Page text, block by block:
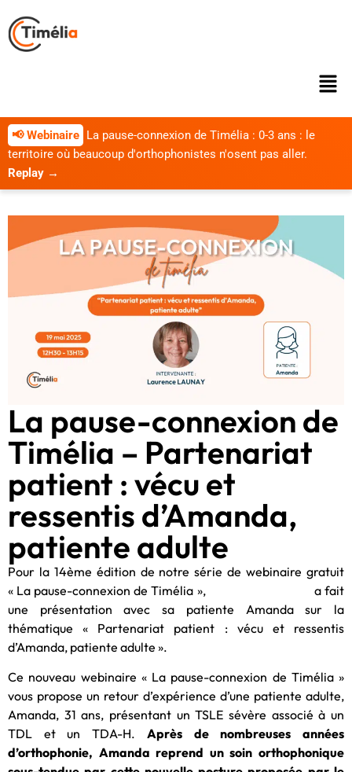
📢 Webinaire
La pause-connexion de Timélia : 0-3 ans : le
territoire où beaucoup d'orthophonistes n'osent pas aller.
Replay →
La pause-connexion de
Timélia – Partenariat
patient : vécu et
ressentis d’Amanda,
patiente adulte
Pour la 14ème édition de notre série de webinaire gratuit
« La pause-connexion de Timélia »,
a fait
une présentation avec sa patiente Amanda sur la
thématique « Partenariat patient : vécu et ressentis
d’Amanda, patiente adulte ».
Ce nouveau webinaire « La pause-connexion de Timélia »
vous propose un retour d’expérience d’une patiente adulte,
Amanda, 31 ans, présentant un TSLE sévère associé à un
TDL et un TDA-H. Après de nombreuses années
d’orthophonie, Amanda reprend un soin orthophonique